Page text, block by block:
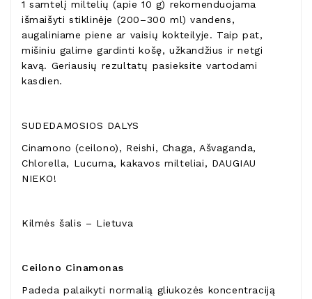
1 samtelį miltelių (apie 10 g) rekomenduojama
išmaišyti stiklinėje (200–300 ml) vandens,
augaliniame piene ar vaisių kokteilyje. Taip pat,
mišiniu galime gardinti košę, užkandžius ir netgi
kavą. Geriausių rezultatų pasieksite vartodami
kasdien.
SUDEDAMOSIOS DALYS
Cinamono (ceilono), Reishi, Chaga, Ašvaganda,
Chlorella, Lucuma, kakavos milteliai, DAUGIAU
NIEKO!
Kilmės šalis – Lietuva
Ceilono Cinamonas
Padeda palaikyti normalią gliukozės koncentraciją